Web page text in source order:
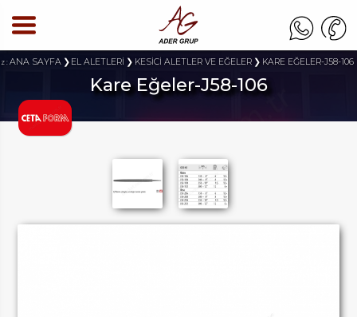
:ANA SAYFA EL ALETLERİ KESİCİ ALETLER VE EĞELER KARE EĞELER-J58-106
Kare Eğeler-J58-106